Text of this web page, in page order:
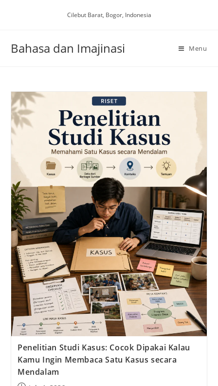
Cilebut Barat, Bogor, Indonesia
Bahasa dan Imajinasi Menu
Penelitian Studi Kasus: Cocok Dipakai Kalau
Kamu Ingin Membaca Satu Kasus secara
Mendalam